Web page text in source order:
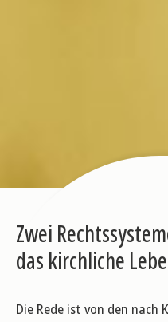
Zwei
das kirchliche
Die Rede ist von den nach